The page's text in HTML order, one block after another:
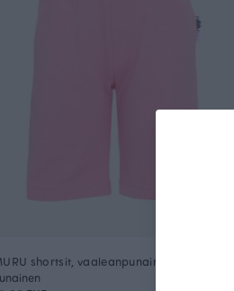
shortsit, vaaleanpunainen